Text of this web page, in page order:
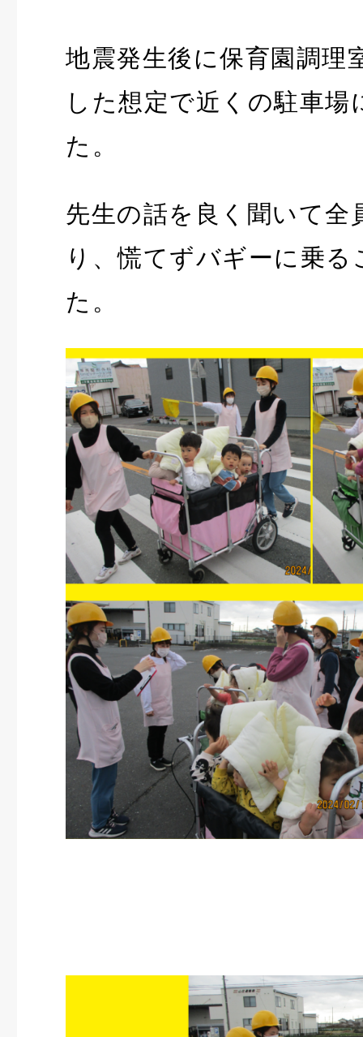
地震発生後に保育園調理
した想定で近くの駐車場
た。
先生の話を良く聞いて全
り、慌てずバギーに乗
た。